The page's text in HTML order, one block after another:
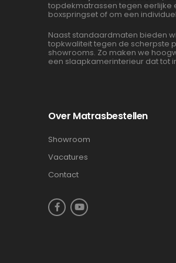
topdekmatrassen tegen eerlijke
boxspringset of om een
Naast standaardmaten bieden
topkwaliteit tegen de scherpste
showrooms. Zo maken we
een slaapkamerinterieur dat tot
Over Matrasbestellen
Showroom
Vacatures
Contact